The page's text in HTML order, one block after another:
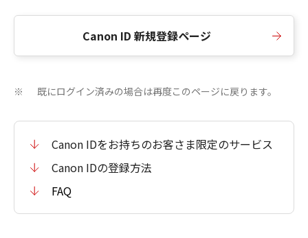
Canon ID 新規登録ページ
※ 既にログイン済みの場合は再度このページに戻ります。
Canon IDをお持ちのお客さま限定のサービス
Canon IDの登録方法
FAQ